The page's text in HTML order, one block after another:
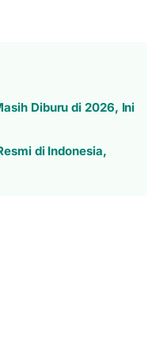
Diburu di 2026, Ini
di Indonesia,